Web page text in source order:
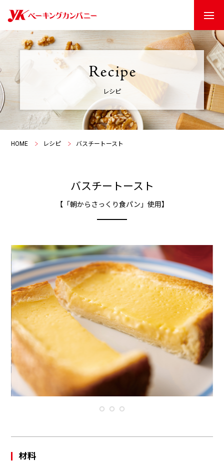
レシピ
HOME レシピ バスチートースト
バスチートースト
【「朝からさっくり食パン」使用】
材料